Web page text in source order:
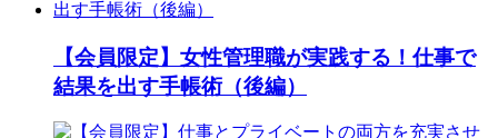
【会員限定】女性管理職が実践する！仕事で
結果を出す手帳術（後編）